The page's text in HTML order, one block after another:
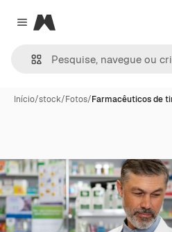
Close menu
Magnific
Início/stock/Fotos/Farmacêuticos de